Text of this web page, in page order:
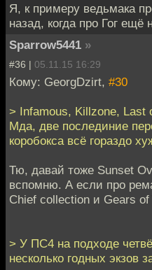
Я, к примеру ведьмака
назад, когда про Гог
Sparrow5441 »
#36 | 05.11.15 16:29
Кому: GeorgDzirt, #30
> Infamous, Killzone, Last
Мда, две послединие
коробокса всё гораздо
Тю, давай тоже Sunset
вспомню. А если про
Chief collection и Gears
> У ПС4 на подходе
несколько годных экзов